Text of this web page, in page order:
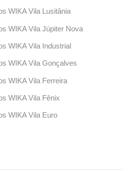
WIKA Vila Lusitânia
WIKA Vila Júpiter Nova
WIKA Vila Industrial
WIKA Vila Gonçalves
WIKA Vila Ferreira
WIKA Vila Fênix
WIKA Vila Euro